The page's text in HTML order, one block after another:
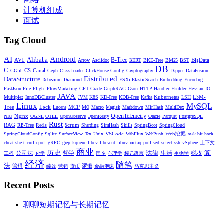
计算机组成
面试
Tag Cloud
AI AVL Alibaba Android Arrow Asciidoc B-Tree BERT BKD-Tree BM25 BST BigData
C CGlib CS Canal Ceph ClassLoader ClickHouse Config Cryptography DB Dapper DataFusion
DataStructure Debezium Diamond Distributed ESXi ElasticSearch Embedding Encoding
FastJson File Flight FlowMarketing GPT Grade GraphRAG Gson HTTP Handler Hanlder Hessian IO-
Multiplex InnoDBCluster JAVA JVM K8S KD-Tree KDB-Tree Kafka Kubernetes LSH LSM-
Tree Linux Lock Lucene MCP MQ Macro Magisk Markdown MinHash MultiDex MySQL
NIO Nginx OGNL OTEL OpenObserve OpenResty OpenTelemetry Oracle Parquet PostgreSQL
RAG RB-Tree Redis Rust Scrum Sharding SimHash Skills SpringBoot SpringCloud
SpringCloudConfig Sqlite SurfaceView Tex Unix VSCode WebFlux WebPush Web挖掘 awk bit-hack
cheat sheet curl epoll gRPC grep kqueue libev libevent libuv metaq poll sed select ssh vSphere
上下文
工程 公司法 化学 历史 哲学 商业 国企 心理学 标记语言 法律 生活 生物学 税收 算
法 管理 经济 绩效 营销 货币 逻辑 金融泡沫 随笔 马克思主义
Recent Posts
聊聊短期记忆与长期记忆